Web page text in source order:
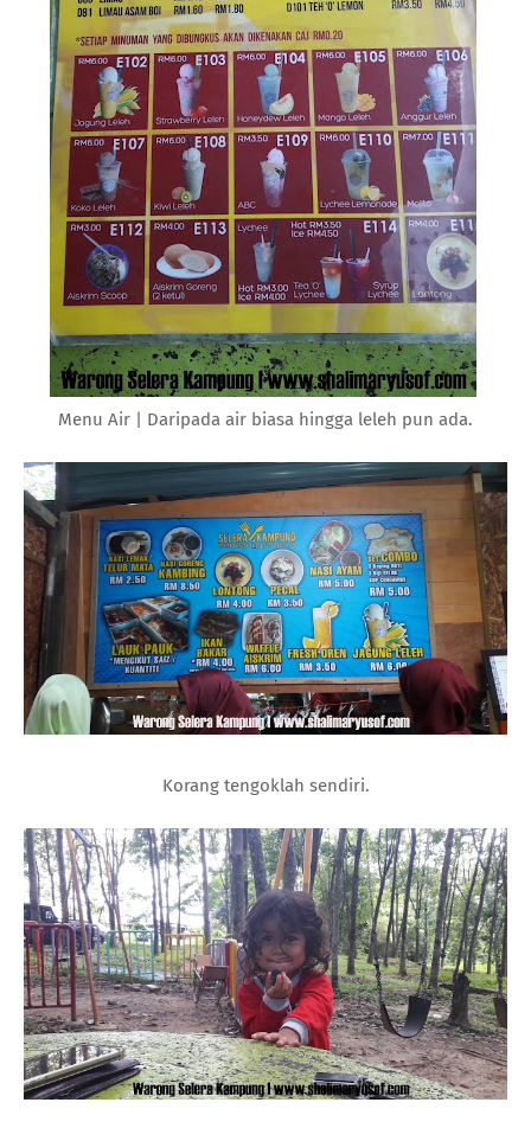
Menu Air | Daripada air biasa hingga leleh pun ada.
Korang tengoklah sendiri.